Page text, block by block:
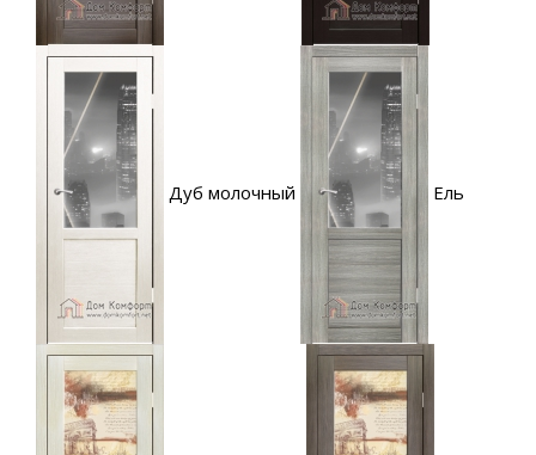
Дуб молочный Ель